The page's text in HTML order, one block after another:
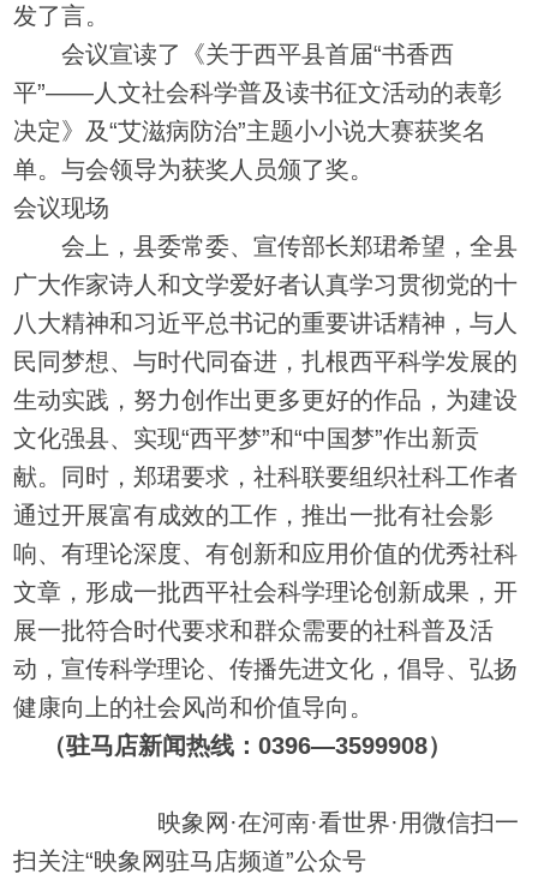
发了言。
会议宣读了《关于西平县首届“书香西
平”——人文社会科学普及读书征文活动的表彰
决定》及“艾滋病防治”主题小小说大赛获奖名
单。与会领导为获奖人员颁了奖。
会议现场
会上，县委常委、宣传部长郑珺希望，全县
广大作家诗人和文学爱好者认真学习贯彻党的十
八大精神和习近平总书记的重要讲话精神，与人
民同梦想、与时代同奋进，扎根西平科学发展的
生动实践，努力创作出更多更好的作品，为建设
文化强县、实现“西平梦”和“中国梦”作出新贡
献。同时，郑珺要求，社科联要组织社科工作者
通过开展富有成效的工作，推出一批有社会影
响、有理论深度、有创新和应用价值的优秀社科
文章，形成一批西平社会科学理论创新成果，开
展一批符合时代要求和群众需要的社科普及活
动，宣传科学理论、传播先进文化，倡导、弘扬
健康向上的社会风尚和价值导向。
（驻马店新闻热线：0396—3599908）
映象网·在河南·看世界·用微信扫一
扫关注“映象网驻马店频道”公众号